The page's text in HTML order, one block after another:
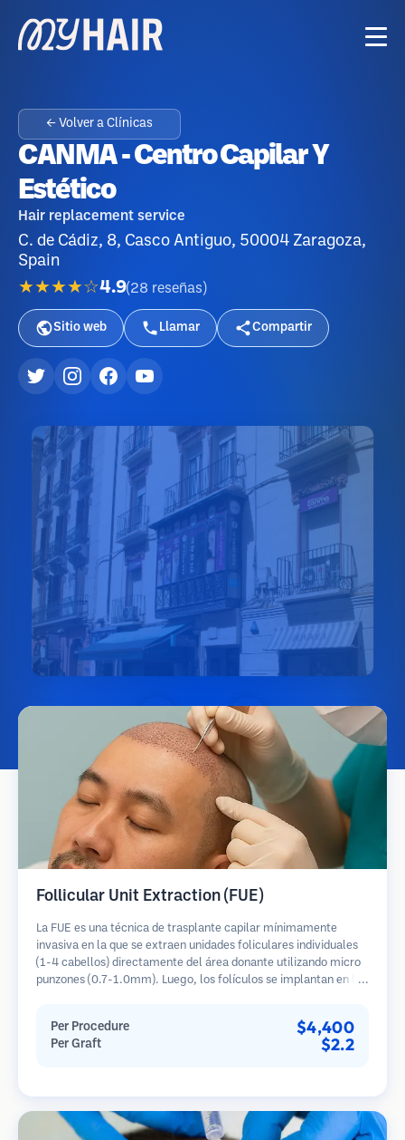
← Volver a Clínicas
CANMA - Centro Capilar Y
Estético
Hair replacement service
C. de Cádiz, 8, Casco Antiguo, 50004 Zaragoza,
Spain
★★★★☆4.9(28 reseñas )
Sitio web Llamar Compartir
Follicular Unit Extraction (FUE)
La FUE es una técnica de trasplante capilar mínimamente
invasiva en la que se extraen unidades foliculares individuales
(1-4 cabellos) directamente del área donante utilizando micro
punzones (0.7-1.0mm). Luego, los folículos se implantan en las
en comparación con los métodos de extracción de tiras.
Per Procedure $4,400
Per Graft $2.2